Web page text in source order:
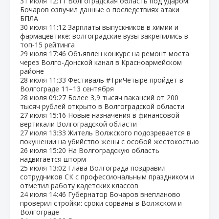
Бочаров озвучил данные о последствиях атаки
БПЛА
30 июля 11:12 Зарплаты выпускников в химии и
фармацевтике: волгоградские вузы закрепились в
топ‑15 рейтинга
29 июля 17:46 Объявлен конкурс на ремонт моста
через Волго‑Донской канал в Красноармейском
районе
28 июля 11:33 Фестиваль #ТриЧетыре пройдёт в
Волгограде 11–13 сентября
28 июля 09:27 Более 3,9 тысяч вакансий от 200
тысяч рублей открыто в Волгоградской области
27 июля 15:16 Новые назначения в финансовой
вертикали Волгоградской области
27 июля 13:33 Житель Волжского подозревается в
покушении на убийство жены с особой жестокостью
26 июля 15:20 На Волгоградскую область
надвигается шторм
25 июля 13:02 Глава Волгограда поздравил
сотрудников СК с профессиональным праздником и
отметил работу кадетских классов
24 июля 14:46 Губернатор Бочаров внепланово
проверил стройки: сроки сорваны в Волжском и
Волгограде